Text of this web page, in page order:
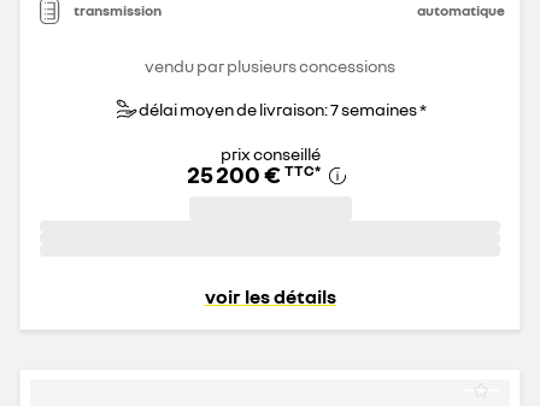
transmission automatique
vendu par plusieurs concessions
délai moyen de livraison: 7 semaines *
prix conseillé
25 200 € TTC*
voir les détails